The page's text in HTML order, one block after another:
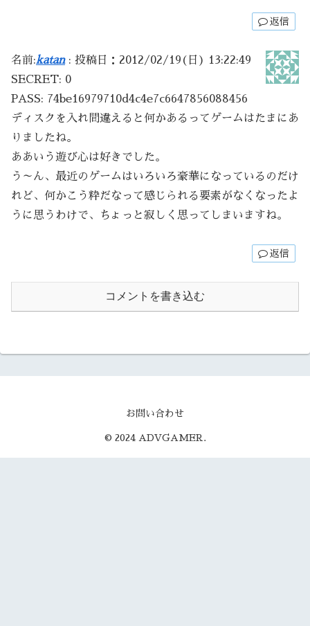
返信
名前:katan: 投稿日：2012/02/19(日) 13:22:49
SECRET: 0
PASS: 74be16979710d4c4e7c6647856088456
ディスクを入れ間違えると何かあるってゲームはたまにあ
りましたね。
ああいう遊び心は好きでした。
う～ん、最近のゲームはいろいろ豪華になっているのだけ
れど、何かこう粋だなって感じられる要素がなくなったよ
うに思うわけで、ちょっと寂しく思ってしまいますね。
返信
コメントを書き込む
お問い合わせ
© 2024 ADVGAMER.